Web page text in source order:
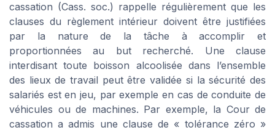
cassation (Cass. soc.) rappelle régulièrement que les
clauses du règlement intérieur doivent être justifiées
par la nature de la tâche à accomplir et
proportionnées au but recherché. Une clause
interdisant toute boisson alcoolisée dans l’ensemble
des lieux de travail peut être validée si la sécurité des
salariés est en jeu, par exemple en cas de conduite de
véhicules ou de machines. Par exemple, la Cour de
cassation a admis une clause de « tolérance zéro »